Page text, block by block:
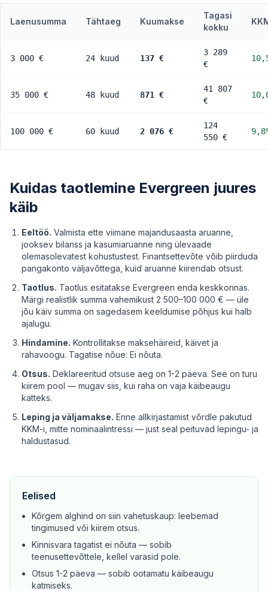
Laenusumma Tähtaeg Kuumakse
Tagasi
kokku
3 000 € 24 kuud 137 €
3 289
€
35 000 € 48 kuud 871 €
41 807
€
100 000 € 60 kuud 2 076 €
124
550 €
Kuidas taotlemine Evergreen juures
käib
Eeltöö. Valmista ette viimane majandusaasta aruanne,
jooksev bilanss ja kasumiaruanne ning ülevaade
olemasolevatest kohustustest. Finantsettevõte võib piirduda
pangakonto väljavõttega, kuid aruanne kiirendab otsust.
Taotlus. Taotlus esitatakse Evergreen enda keskkonnas.
Märgi realistlik summa vahemikust 2 500–100 000 € — üle
jõu käiv summa on sagedasem keeldumise põhjus kui halb
ajalugu.
Hindamine. Kontrollitakse maksehäireid, käivet ja
rahavoogu. Tagatise nõue: Ei nõuta.
Otsus. Deklareeritud otsuse aeg on 1-2 päeva. See on turu
kiirem pool — mugav siis, kui raha on vaja käibeaugu
katteks.
Leping ja väljamakse. Enne allkirjastamist võrdle pakutud
KKM-i, mitte nominaalintressi — just seal peituvad lepingu- ja
haldustasud.
Eelised
Kõrgem alghind on siin vahetuskaup: leebemad
tingimused või kiirem otsus.
Kinnisvara tagatist ei nõuta — sobib
teenusettevõttele, kellel varasid pole.
Otsus 1-2 päeva — sobib ootamatu käibeaugu
katmiseks.